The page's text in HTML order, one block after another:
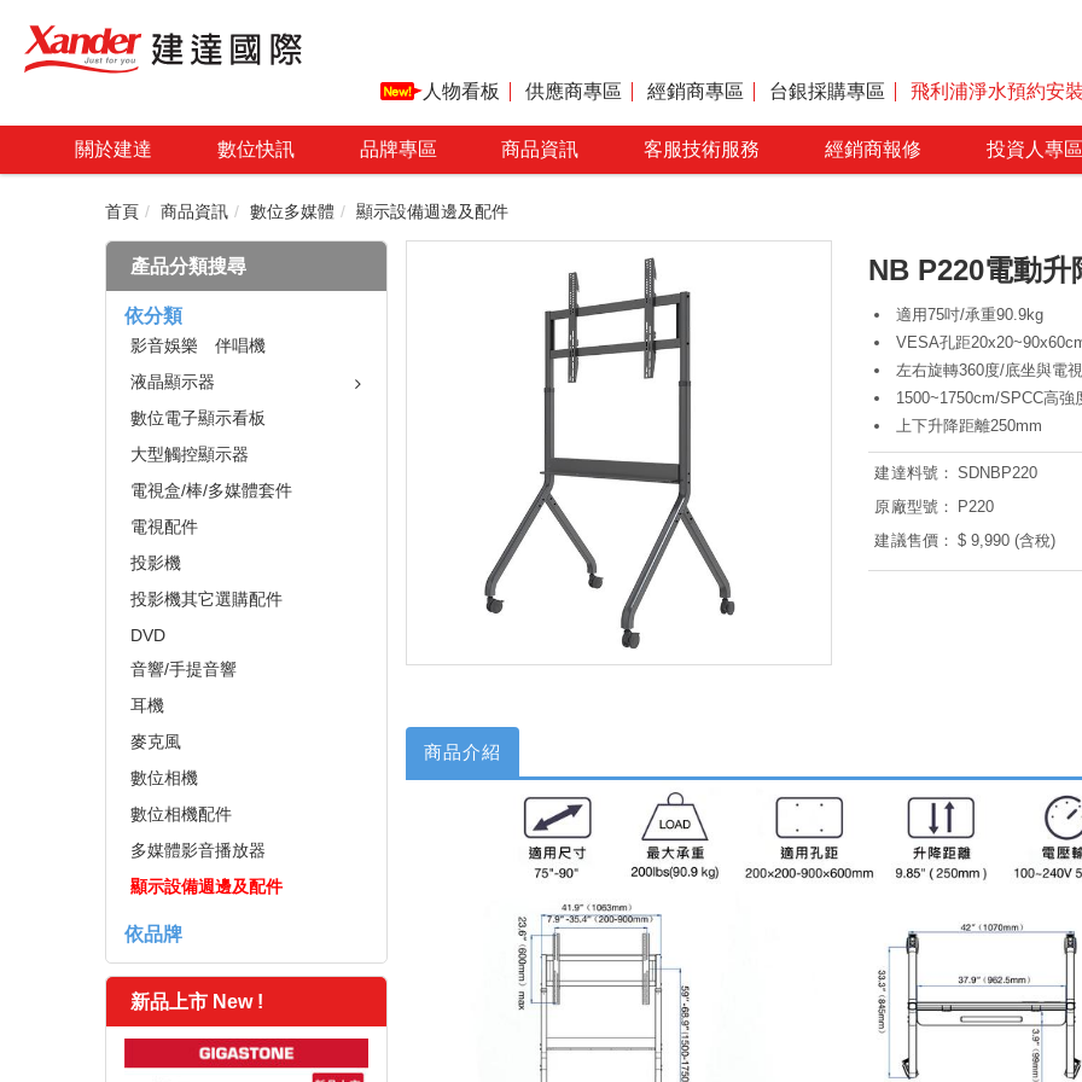
人物看板 供應商專區 經銷商專區 台銀採購專區 飛利浦淨水預約安
關於建達 數位快訊 品牌專區 商品資訊 客服技術服務 經銷商報修 投資人專區
首頁 商品資訊 數位多媒體 顯示設備週邊及配件
產品分類搜尋
依分類
影音娛樂 伴唱機
液晶顯示器
數位電子顯示看板
大型觸控顯示器
電視盒/棒/多媒體套件
電視配件
投影機
投影機其它選購配件
DVD
音響/手提音響
耳機
麥克風
數位相機
數位相機配件
多媒體影音播放器
顯示設備週邊及配件
依品牌
新品上市 New !
NB P220電動升
適用75吋/承重90.9kg
VESA孔距
左右旋轉360度/底坐與電
1500~1750cm/SPCC高強
上下升降距離250mm
建達料號： SDNBP220
原廠型號：
P220
建議售價： $ 9,990 (含稅)
商品介紹